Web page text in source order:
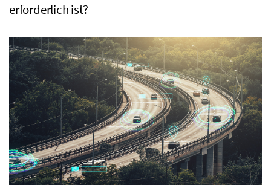
erforderlich ist?